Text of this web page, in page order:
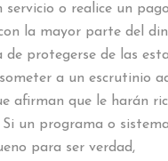
servicio o realice un
la mayor parte del
de protegerse de las
a un escrutinio
afirman que le harán
un programa o
para ser verdad,